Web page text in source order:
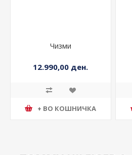
Чизми
12.990,00 ден.
+ ВО КОШНИЧКА